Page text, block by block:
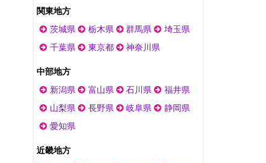
関東地方
茨城県
栃木県 群馬県
埼玉県
千葉県
東京都 神奈川県
中部地方
新潟県
富山県 石川県
福井県
山梨県
長野県 岐阜県
静岡県
愛知県
近畿地方